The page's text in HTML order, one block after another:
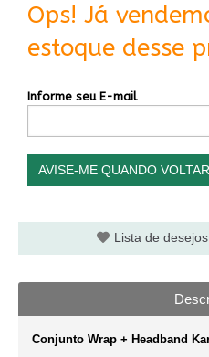
Ops! Já
estoque desse
Informe seu E-mail
AVISE-ME QUANDO
Lista de desejos
Conjunto Wrap + Headband